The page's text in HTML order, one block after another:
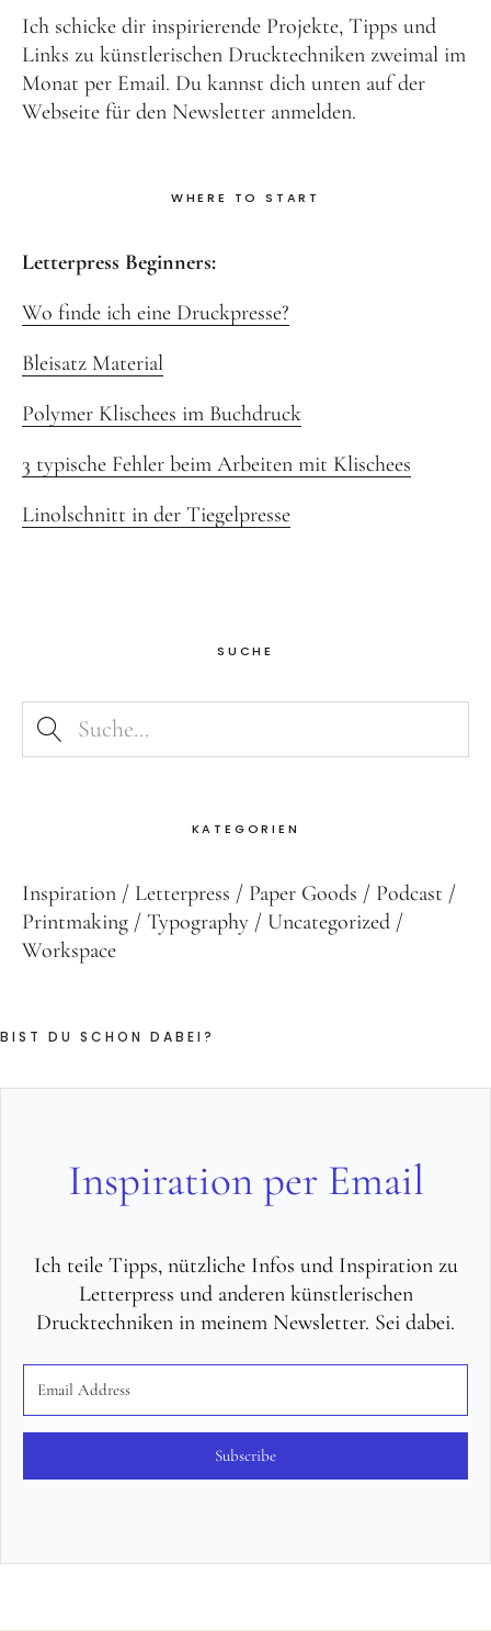
Ich schicke dir inspirierende Projekte, Tipps und
Links zu künstlerischen Drucktechniken zweimal im
Monat per Email. Du kannst dich unten auf der
Webseite für den Newsletter anmelden.
WHERE TO START
Letterpress Beginners:
Wo finde ich eine Druckpresse?
Bleisatz Material
Polymer Klischees im Buchdruck
3 typische Fehler beim Arbeiten mit Klischees
Linolschnitt in der Tiegelpresse
SUCHE
KATEGORIEN
Inspiration Letterpress Paper Goods
Podcast
Printmaking
Typography
Uncategorized
Workspace
BIST DU SCHON DABEI?
Inspiration per Email
Ich teile Tipps, nützliche Infos und Inspiration zu
Letterpress und anderen künstlerischen
Drucktechniken in meinem Newsletter. Sei dabei.
Subscribe